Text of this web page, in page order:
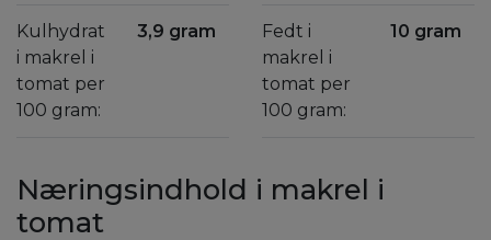
Kulhydrat
i makrel i
tomat per
100 gram:
3,9 gram
Fedt i
makrel i
tomat per
100 gram:
10 gram
Næringsindhold i makrel i
tomat